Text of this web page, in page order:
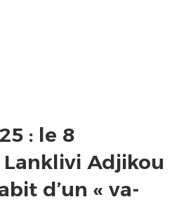
: le 8
Lanklivi Adjikou
d’un « va-